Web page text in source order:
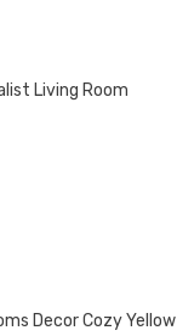
Living Room
Decor Cozy Yellow